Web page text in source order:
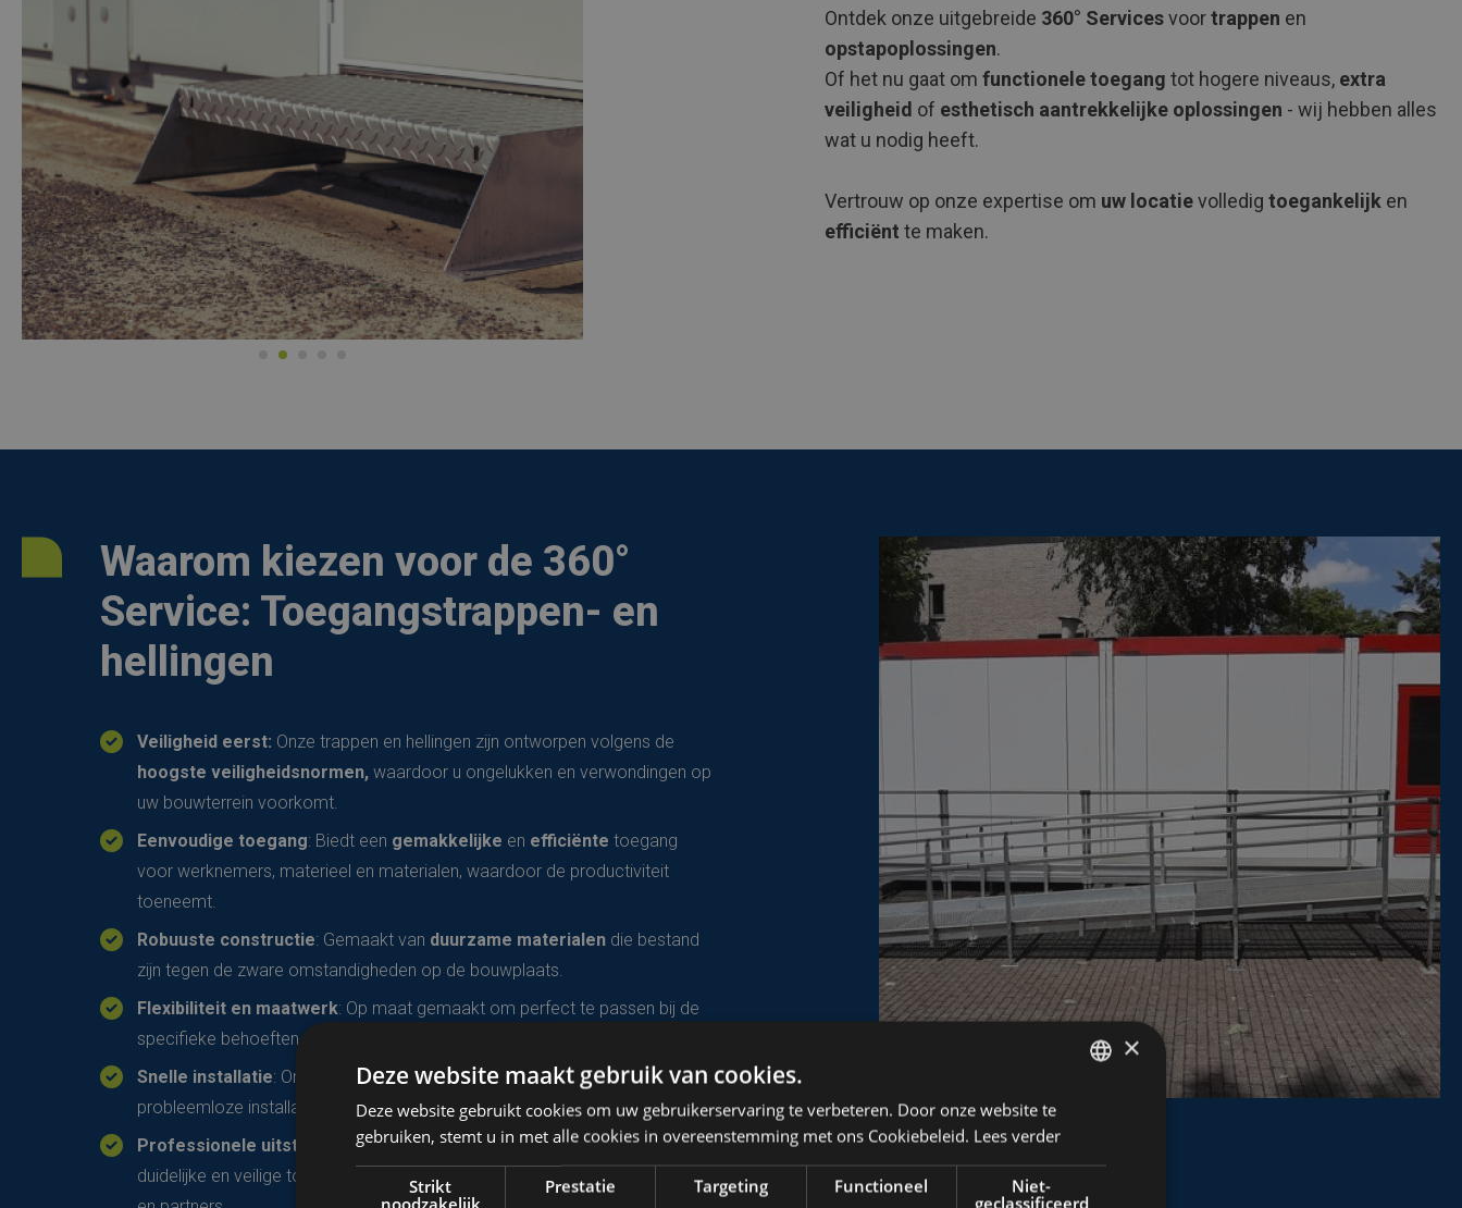
Ontdek onze uitgebreide 360° Servicesvoortrappen en
opstapoplossingen.
Of het nu gaat om functionele toegang tot hogere niveaus, extra
veiligheid of esthetisch aantrekkelijke oplossingen - wij hebben alles
wat u nodig heeft.
Vertrouw op onze expertise om uw locatievolledig toegankelijk en
efficiënt te maken.
Waarom kiezen voor de 360°
Service: Toegangstrappen- en
hellingen
Veiligheid eerst: Onze trappen en hellingen zijn ontworpen volgens de
hoogste veiligheidsnormen, waardoor u ongelukken en verwondingen op
uw bouwterrein voorkomt.
Eenvoudige toegang: Biedt een gemakkelijke en efficiënte toegang
voor werknemers, materieel en materialen, waardoor de productiviteit
toeneemt.
Robuuste constructie: Gemaakt van duurzame materialen die bestand
zijn tegen de zware omstandigheden op de bouwplaats.
Flexibiliteit en maatwerk: Op maat gemaakt om perfect te passen bij de
specifieke behoeften van uw project, ongeacht de grootte of complexiteit.
Snelle installatie: Onze ervaren teams zorgen voor een snelle en
probleemloze installatie, zodat uw project geen vertraging oploopt.
Professionele uitstraling
: Een goed georganiseerde bouwplaats met
duidelijke en veilige toegangswegen straalt professionaliteit uit naar klanten
×
Deze website maakt gebruik van cookies.
Deze website gebruikt cookies om uw gebruikerservaring te verbeteren. Door onze website te
gebruiken, stemt u in met alle cookies in overeenstemming met ons Cookiebeleid. Lees verder
Strikt
noodzakelijk
Prestatie Targeting Functioneel
Niet-
geclassificeerd